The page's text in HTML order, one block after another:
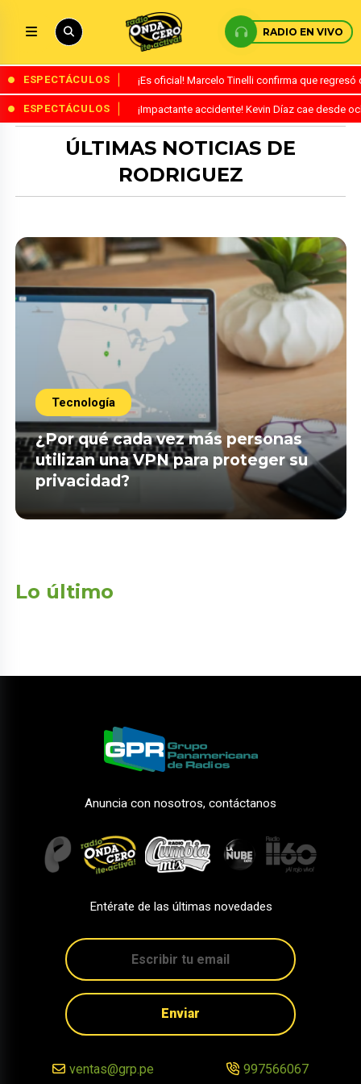
RADIO EN VIVO
ESPECTÁCULOS ¡Es oficial! Marcelo Tinelli confirma que
ESPECTÁCULOS ¡Impactante accidente! Kevin Díaz cae desde
ÚLTIMAS NOTICIAS DE
RODRIGUEZ
Tecnología
¿Por qué cada vez más personas
utilizan una VPN para proteger su
privacidad?
Lo último
Anuncia con nosotros, contáctanos
Entérate de las últimas novedades
Enviar
ventas@grp.pe 997566067